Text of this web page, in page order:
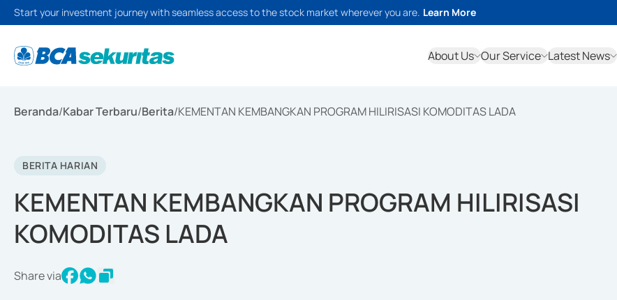
Start your investment journey with seamless access to the stock market wherever you are. Learn More
About Us Our Service Latest News
Beranda/Kabar Terbaru/Berita/KEMENTAN KEMBANGKAN PROGRAM HILIRISASI KOMODITAS LADA
BERITA HARIAN
KEMENTAN KEMBANGKAN PROGRAM HILIRISASI
KOMODITAS LADA
Share via